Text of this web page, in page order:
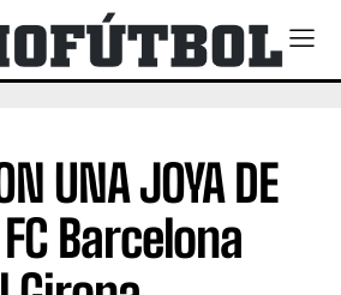
UNA JOYA DE
Barcelona